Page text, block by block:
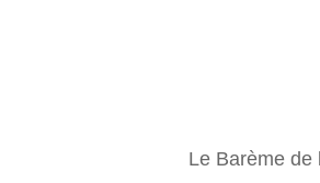
Le Barème de